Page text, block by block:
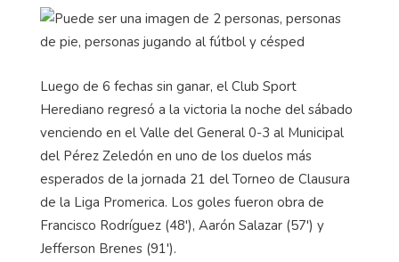
Luego de 6 fechas sin ganar, el Club Sport
Herediano regresó a la victoria la noche del sábado
venciendo en el Valle del General 0-3 al Municipal
del Pérez Zeledón en uno de los duelos más
esperados de la jornada 21 del Torneo de Clausura
de la Liga Promerica. Los goles fueron obra de
Francisco Rodríguez (48'), Aarón Salazar (57') y
Jefferson Brenes (91').